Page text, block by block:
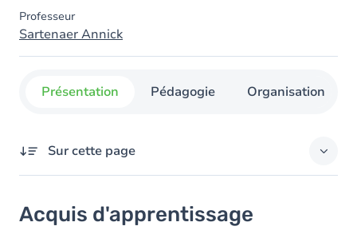
Professeur
Sartenaer Annick
Présentation Pédagogie Organisation
Sur cette page
Objectifs
Acquis d'apprentissage